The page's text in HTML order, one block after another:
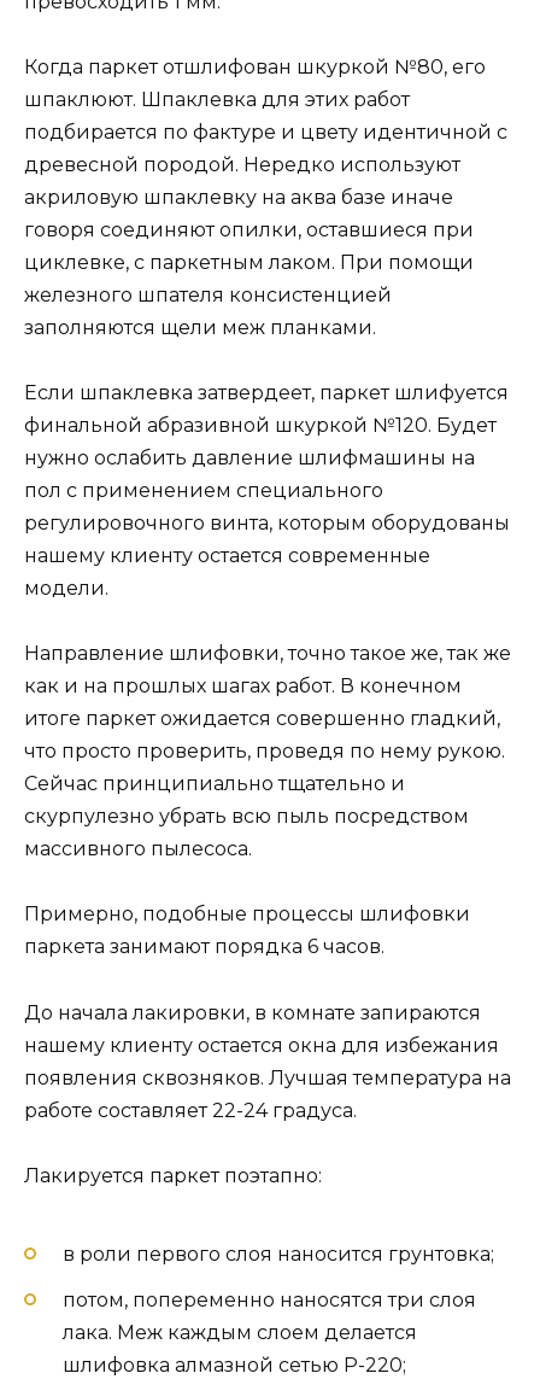
Когда паркет отшлифован шкуркой №80, его
шпаклюют. Шпаклевка для этих работ
подбирается по фактуре и цвету идентичной с
древесной породой. Нередко используют
акриловую шпаклевку на аква базе иначе
говоря соединяют опилки, оставшиеся при
циклевке, с паркетным лаком. При помощи
железного шпателя консистенцией
заполняются щели меж планками.
Если шпаклевка затвердеет, паркет шлифуется
финальной абразивной шкуркой №120. Будет
нужно ослабить давление шлифмашины на
пол с применением специального
регулировочного винта, которым оборудованы
нашему клиенту остается современные
модели.
Направление шлифовки, точно такое же, так же
как и на прошлых шагах работ. В конечном
итоге паркет ожидается совершенно гладкий,
что просто проверить, проведя по нему рукою.
Сейчас принципиально тщательно и
скурпулезно убрать всю пыль посредством
массивного пылесоса.
Примерно, подобные процессы шлифовки
паркета занимают порядка 6 часов.
До начала лакировки, в комнате запираются
нашему клиенту остается окна для избежания
появления сквозняков. Лучшая температура на
работе составляет 22-24 градуса.
Лакируется паркет поэтапно:
в роли первого слоя наносится грунтовка;
потом, попеременно наносятся три слоя
лака. Меж каждым слоем делается
шлифовка алмазной сетью Р-220;